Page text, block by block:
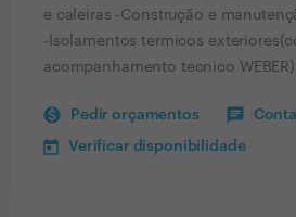
e caleiras -Construção e
-Isolamentos termicos
acompanhamento tecnico WEBER)
Pedir orçamentos
Verificar disponibilidade